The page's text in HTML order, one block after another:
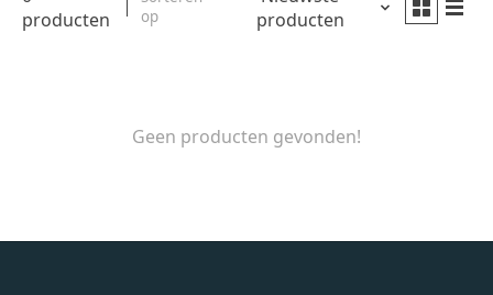
producten
op
producten
Geen producten gevonden!